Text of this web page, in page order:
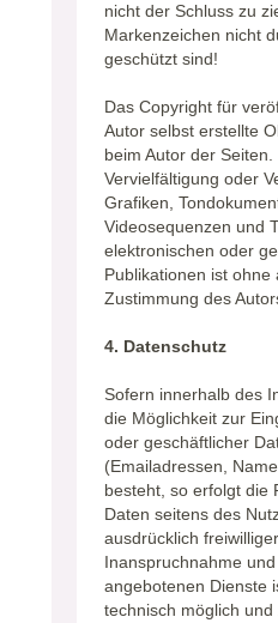
nicht der Schluss zu
Markenzeichen nicht
geschützt sind!
Das Copyright für
Autor selbst erstellte
beim Autor der Seiten.
Vervielfältigung oder
Grafiken,
Videosequenzen und
elektronischen oder
Publikationen ist ohne
Zustimmung des
4. Datenschutz
Sofern innerhalb des
die Möglichkeit zur
oder geschäftlicher
(Emailadressen,
besteht, so erfolgt die
Daten seitens des
ausdrücklich
Inanspruchnahme
angebotenen Dienste
technisch möglich